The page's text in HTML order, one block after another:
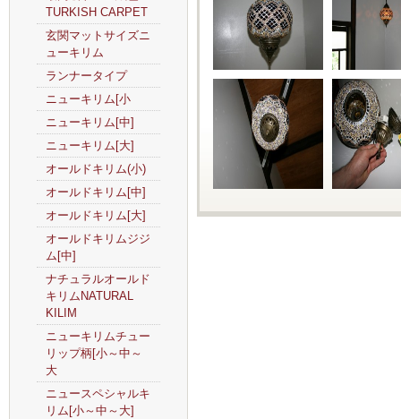
TURKISH CARPET
玄関マットサイズニ
ューキリム
ランナータイプ
ニューキリム[小
ニューキリム[中]
ニューキリム[大]
オールドキリム(小)
オールドキリム[中]
オールドキリム[大]
オールドキリムジジ
ム[中]
ナチュラルオールド
キリムNATURAL
KILIM
ニューキリムチュー
リップ柄[小～中～
大
ニュースペシャルキ
リム[小～中～大]